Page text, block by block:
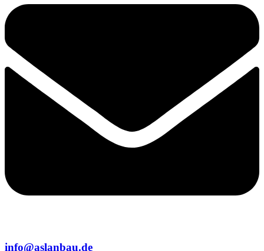
info@aslanbau.de